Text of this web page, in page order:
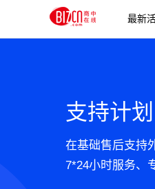
最新
支持计划
在基础售后支持
7*24小时服务、